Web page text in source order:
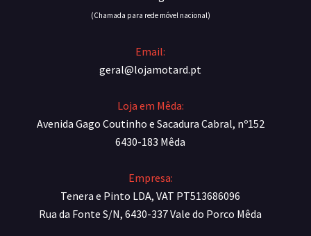
(Chamada para rede móvel nacional)
Email:
geral@lojamotard.pt
Loja em Mêda:
Avenida Gago Coutinho e Sacadura Cabral, nº152
6430-183 Mêda
Empresa:
Tenera e Pinto LDA, VAT PT513686096
Rua da Fonte S/N, 6430-337 Vale do Porco Mêda